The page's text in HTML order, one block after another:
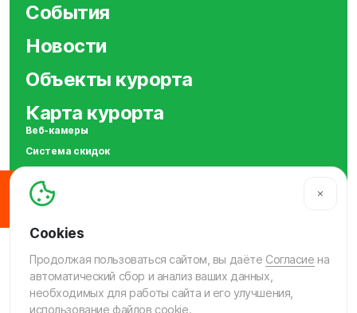
События
Новости
Объекты курорта
Карта курорта
Веб-камеры
Система скидок
© 2009-2026 «Шерегеш»
Продолжая пользоваться сайтом, вы даёте Согласие на
автоматический сбор и анализ ваших данных,
необходимых для работы сайта и его улучшения,
использование файлов cookie.